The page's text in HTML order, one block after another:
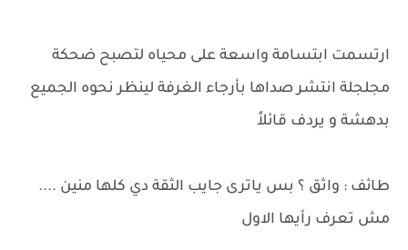
ارتسمت ابتسامة واسعة على محياه لتصبح ضحكة
مجلجلة انتشر صداها بأرجاء الغرفة لينظر نحوه الجميع
بدهشة و يردف قائلاً
طائف : واثق ؟ بس ياترى جايب الثقة دي كلها منين ....
مش تعرف رأيها الاول